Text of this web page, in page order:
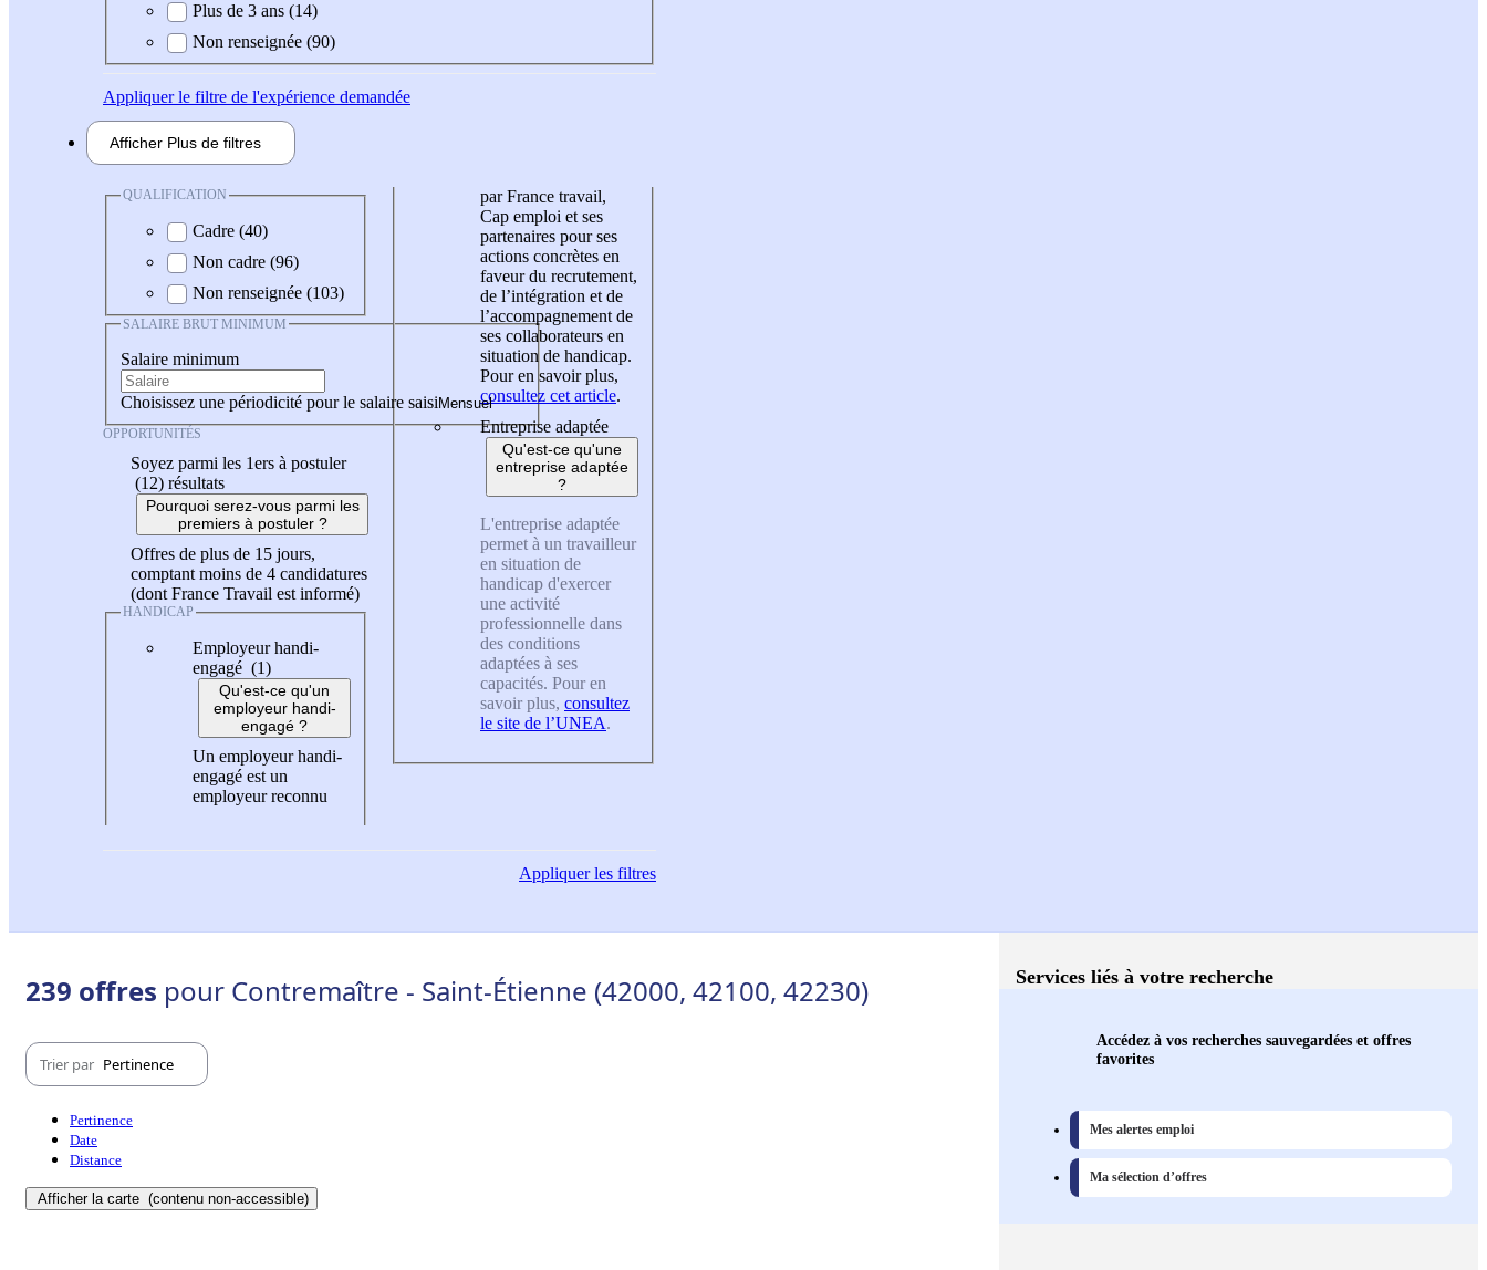
Plus de 3 ans (14)
Non renseignée (90)
Appliquerle filtre de l'expérience demandée
Afficher Plus de filtres
QUALIFICATION
Cadre (40)
Non cadre (96)
Non renseignée (103)
SALAIRE BRUT MINIMUM
Salaire minimum
Choisissez une périodicité pour le salaire saisi
OPPORTUNITÉS
Soyez parmi les 1ers à postuler
(12) résultats
Pourquoi serez-vous parmi les
premiers à postuler ?
Offres de plus de 15 jours,
comptant moins de 4 candidatures
(dont France Travail est informé)
HANDICAP
Employeur handi-
engagé (1)
Qu'est-ce qu'un
employeur handi-
engagé ?
Un employeur handi-
engagé est un
employeur reconnu
par France travail,
Cap emploi et ses
partenaires pour ses
actions concrètes en
faveur du recrutement,
de l’intégration et de
l’accompagnement de
ses collaborateurs en
situation de handicap.
Pour en savoir plus,
consultez cet article.
Entreprise adaptée
Qu'est-ce qu'une
entreprise adaptée
?
L'entreprise adaptée
permet à un travailleur
en situation de
handicap d'exercer
une activité
professionnelle dans
des conditions
adaptées à ses
capacités. Pour en
savoir plus, consultez
le site de l’UNEA.
Appliquerles filtres
239 offres pour Contremaître - Saint-Étienne (42000, 42100, 42230)
Trier par Pertinence
Pertinence
Date
Distance
Afficher la carte (contenu non-accessible)
Services liés à votre recherche
Accédez à vos recherches sauvegardées et offres
favorites
Mes alertes emploi
Ma sélection d’offres